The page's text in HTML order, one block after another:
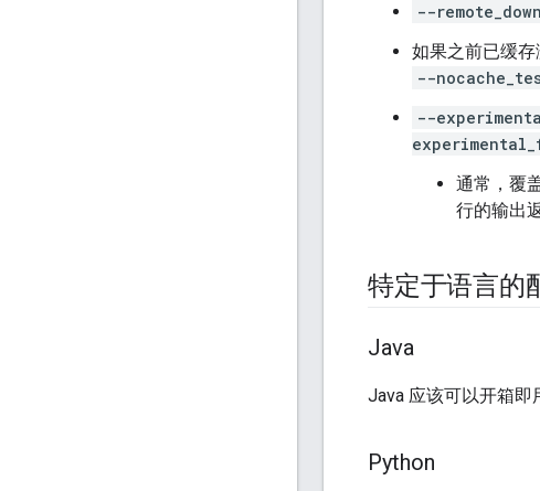
--
如果之前已缓
--
--
通常，覆
行的输出
特定于语言的
Java
Java 应该可以开箱即
Python